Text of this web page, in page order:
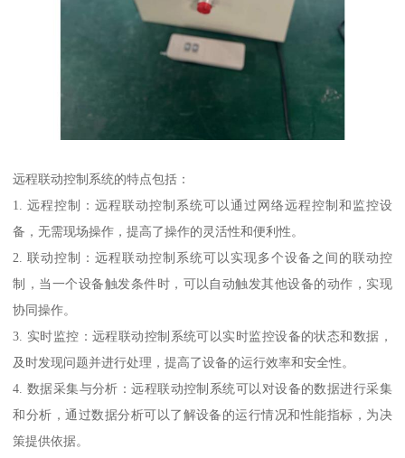
远程联动控制系统的特点包括：
1. 远程控制：远程联动控制系统可以通过网络远程控制和监控设
备，无需现场操作，提高了操作的灵活性和便利性。
2. 联动控制：远程联动控制系统可以实现多个设备之间的联动控
制，当一个设备触发条件时，可以自动触发其他设备的动作，实现
协同操作。
3. 实时监控：远程联动控制系统可以实时监控设备的状态和数据，
及时发现问题并进行处理，提高了设备的运行效率和安全性。
4. 数据采集与分析：远程联动控制系统可以对设备的数据进行采集
和分析，通过数据分析可以了解设备的运行情况和性能指标，为决
策提供依据。